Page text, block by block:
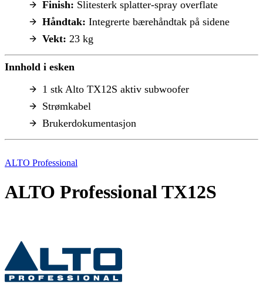
Finish: Slitesterk splatter-spray overflate
Håndtak: Integrerte bærehåndtak på sidene
Vekt: 23 kg
Innhold i esken
1 stk Alto TX12S aktiv subwoofer
Strømkabel
Brukerdokumentasjon
ALTO Professional
ALTO Professional TX12S